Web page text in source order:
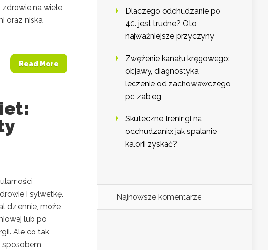
zdrowie na wiele
oraz niska
Read More
i sylwetkę.
dziennie, może
lub po
Ale co tak
sposobem
Dlaczego odchudzanie po
40. jest trudne? Oto
najważniejsze przyczyny
Zwężenie kanału kręgowego:
objawy, diagnostyka i
leczenie od zachowawczego
po zabieg
Skuteczne treningi na
odchudzanie: jak spalanie
kalorii zyskać?
Najnowsze komentarze